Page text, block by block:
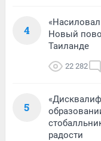
4
Новый
Таиланде
22 282
5
радости